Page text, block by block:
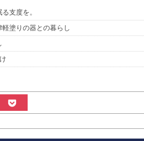
支度を。
塗りの器との暮らし